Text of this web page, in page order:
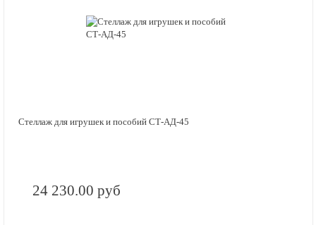
Стеллаж для игрушек и пособий СТ-АД-45
24 230.00 руб